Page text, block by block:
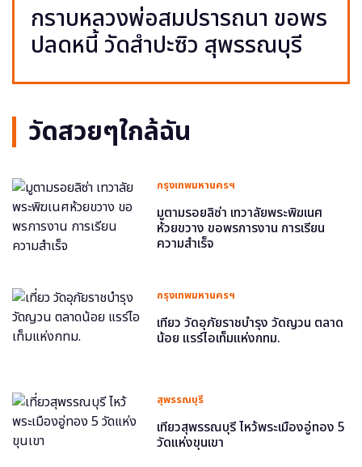
กราบหลวงพ่อสมปรารถนา ขอพร
ปลดหนี้ วัดสำปะซิว สุพรรณบุรี
วัดสวยๆใกล้ฉัน
กรุงเทพมหานครฯ
มูตามรอยลิซ่า เทวาลัยพระพิฆเนศ
ห้วยขวาง ขอพรการงาน การเรียน
ความสำเร็จ
กรุงเทพมหานครฯ
เที่ยว วัดอุภัยราชบำรุง วัดญวน ตลาด
น้อย แรร์ไอเท็มแห่งกทม.
สุพรรณบุรี
เที่ยวสุพรรณบุรี ไหว้พระเมืองอู่ทอง 5
วัดแห่งขุนเขา